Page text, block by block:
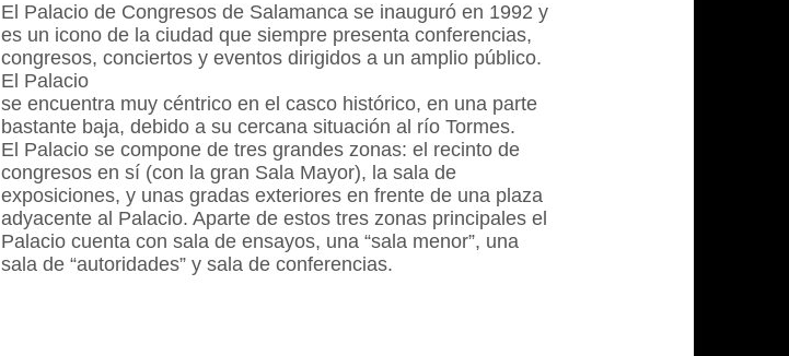
El Palacio de Congresos de Salamanca se inauguró en 1992 y
es un icono de la ciudad que siempre presenta conferencias,
congresos, conciertos y eventos dirigidos a un amplio público.
El Palacio
se encuentra muy céntrico en el casco histórico, en una parte
bastante baja, debido a su cercana situación al río Tormes.
El Palacio se compone de tres grandes zonas: el recinto de
congresos en sí (con la gran Sala Mayor), la sala de
exposiciones, y unas gradas exteriores en frente de una plaza
adyacente al Palacio. Aparte de estos tres zonas principales el
Palacio cuenta con sala de ensayos, una “sala menor”, una
sala de “autoridades” y sala de conferencias.